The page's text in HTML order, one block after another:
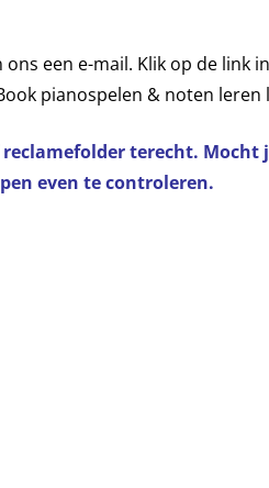
een e-mail. Klik op de link
pianospelen & noten leren
terecht.
even te controleren.